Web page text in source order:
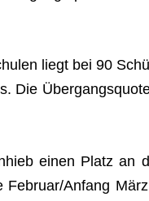
liegt bei 90
Die
einen Platz an
Anfang